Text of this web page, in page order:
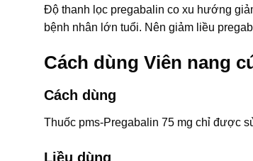
Độ thanh lọc pregabalin co xu hướng
bệnh nhân lớn tuổi. Nên giảm liều
Cách dùng Viên nang
Cách dùng
Thuốc pms-Pregabalin 75 mg chỉ được
Liều dùng